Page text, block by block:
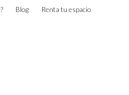
Blog Renta tu espacio